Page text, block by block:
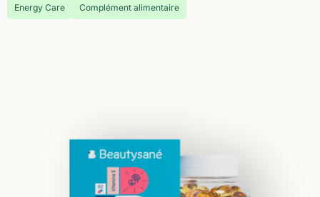
Energy Care Complément alimentaire